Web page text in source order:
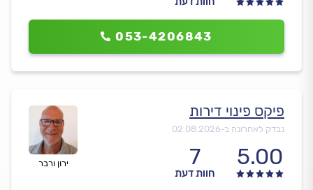
053-4206843
ירון ורבר
פיקס פינוי דירות
נבדק לאחרונה ב-02.08.2026
5.00
7
חוות דעת